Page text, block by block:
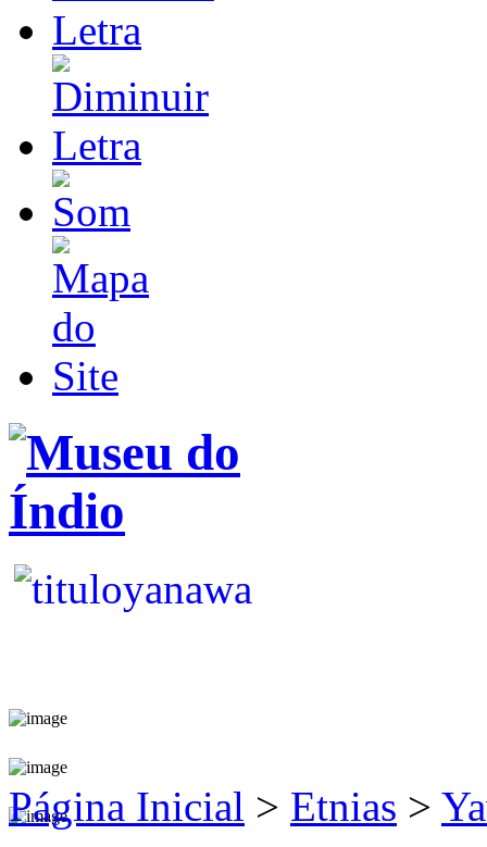
Página Inicial > Etnias >